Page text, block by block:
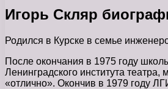
Игорь Скляр
Родился в Курске в семье
После окончания в 1975 году
Ленинградского института
«отлично». Окончив в 1979 году